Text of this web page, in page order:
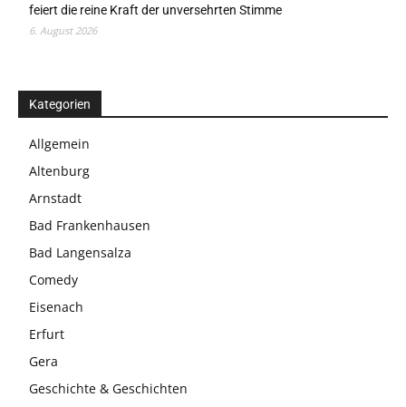
feiert die reine Kraft der unversehrten Stimme
6. August 2026
Kategorien
Allgemein
Altenburg
Arnstadt
Bad Frankenhausen
Bad Langensalza
Comedy
Eisenach
Erfurt
Gera
Geschichte & Geschichten